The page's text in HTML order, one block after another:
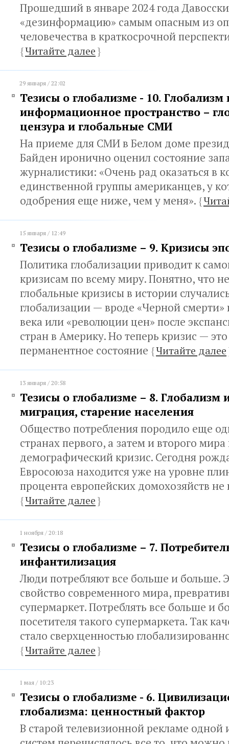
Прошедший в январе 2024 года
«дезинформацию» самым опасным из
человечества в краткосрочной
{Читайте далее}
29 января / 22:02
Тезисы о глобализме - 10. Глобализм
информационное пространство –
цензура и глобальные СМИ
На приеме для СМИ в Белом доме
Байден иронично оценил состояние
журналистики: «Очень рад оказаться в
единственной группы американцев, у
одобрения еще ниже, чем у меня». {
15 января / 12:49
Тезисы о глобализме – 9. Кризисы
Политика глобализации приводит к
кризисам по всему миру. Понятно, что
глобальные кризисы в истории
глобализации — вроде «Черной смерти»
века или «революции цен» после
стран в Америку. Но теперь кризис —
перманентное состояние {Читайте далее
13 января / 20:58
Тезисы о глобализме – 8. Глобализм
миграция, старение населения
Общество потребления породило еще
странах первого, а затем и второго
демографический кризис. Сегодня
Евросоюза находится уже на уровне
процента европейских домохозяйств
{Читайте далее}
1 ноября / 20:18
Тезисы о глобализме – 7.
инфантилизация
Люди потребляют все больше и больше.
свойство современного мира,
супермаркет. Потреблять все больше и
посетителя такого супермаркета. Так
стало сверхценностью
{Читайте далее}
1 мая / 10:23
Тезисы о глобализме - 6.
глобализма: ценностный фактор
В старой телевизионной рекламе одной